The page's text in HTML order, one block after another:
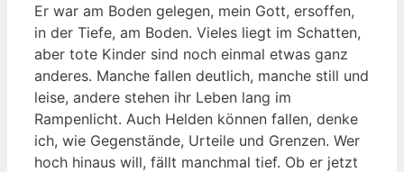
Er war am Boden gelegen, mein Gott, ersoffen,
in der Tiefe, am Boden. Vieles liegt im Schatten,
aber tote Kinder sind noch einmal etwas ganz
anderes. Manche fallen deutlich, manche still und
leise, andere stehen ihr Leben lang im
Rampenlicht. Auch Helden können fallen, denke
ich, wie Gegenstände, Urteile und Grenzen. Wer
hoch hinaus will, fällt manchmal tief. Ob er jetzt